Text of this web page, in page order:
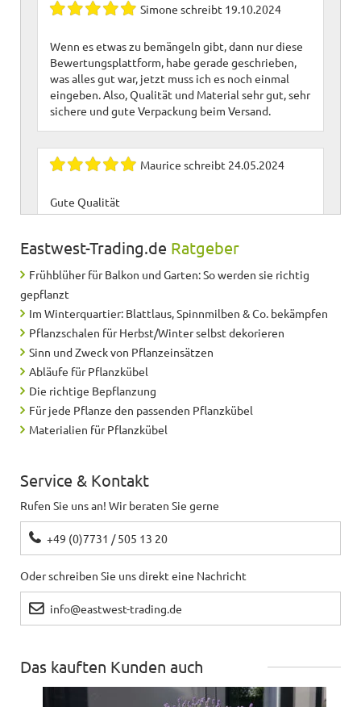
Simone schreibt 19.10.2024
Wenn es etwas zu bemängeln gibt, dann nur diese
Bewertungsplattform, habe gerade geschrieben,
was alles gut war, jetzt muss ich es noch einmal
eingeben. Also, Qualität und Material sehr gut, sehr
sichere und gute Verpackung beim Versand.
Maurice schreibt 24.05.2024
Gute Qualität
Silkeschreibt20.04.2024
Klare Kaufempfehlung.
René schreibt
Tolles Produkt :-)
Helmut
siehe vorhergehender Artikel
wünschen
Alles in ordnung
Eastwest-Trading.de Ratgeber
Frühblüher für Balkon und Garten: So werden sie richtig
gepflanzt
Im Winterquartier: Blattlaus, Spinnmilben & Co. bekämpfen
Pflanzschalen für Herbst/Winter selbst dekorieren
Sinn und Zweck von Pflanzeinsätzen
Abläufe für Pflanzkübel
Die richtige Bepflanzung
Für jede Pflanze den passenden Pflanzkübel
Materialien für Pflanzkübel
Service & Kontakt
Rufen Sie uns an! Wir beraten Sie gerne
+49 (0)7731 / 505 13 20
Oder schreiben Sie uns direkt eine Nachricht
info@eastwest-trading.de
Das kauften Kunden auch